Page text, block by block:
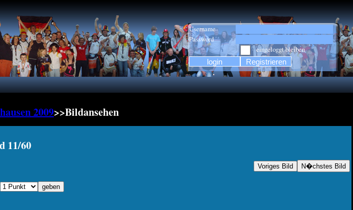
Username
Password
eingeloggt bleiben
2009>>Bildansehen
11/60